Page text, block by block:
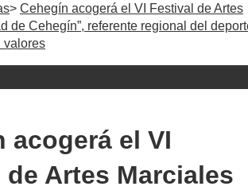
Cehegín acogerá el VI Festival de Artes
de Cehegín”, referente regional del
valores
acogerá el VI
de Artes Marciales